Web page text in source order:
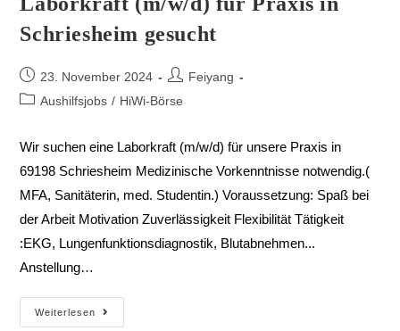
Schriesheim gesucht
23. November 2024
Feiyang
Aushilfsjobs / HiWi-Börse
Wir suchen eine Laborkraft (m/w/d) für unsere Praxis in
69198 Schriesheim Medizinische Vorkenntnisse notwendig.(
MFA, Sanitäterin, med. Studentin.) Voraussetzung: Spaß bei
der Arbeit Motivation Zuverlässigkeit Flexibilität Tätigkeit
:EKG, Lungenfunktionsdiagnostik, Blutabnehmen...
Anstellung…
Weiterlesen